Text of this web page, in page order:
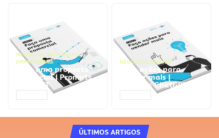
NEGÓCIOS, PROCESSOS
EMPRESARIAIS
Faça uma proposta
comercial | Prompts
ChatGPT
NEGÓCIOS, VENDAS
Faça ações para
vender mais |
Prompts ChatGPT
ÚLTIMOS ARTIGOS